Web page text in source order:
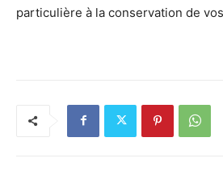
particulière à la conservation de